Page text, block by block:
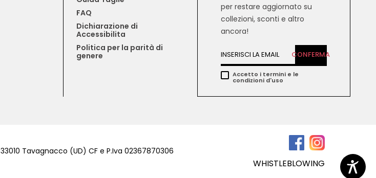
FAQ
Dichiarazione di
Accessibilita
Politica per la parità di
genere
per restare aggiornato su
collezioni, sconti e altro
ancora!
CONFERMA
Accetto i termini e le
condizioni d'uso
33010 Tavagnacco (UD) CF e P.Iva 02367870306
WHISTLEBLOWING